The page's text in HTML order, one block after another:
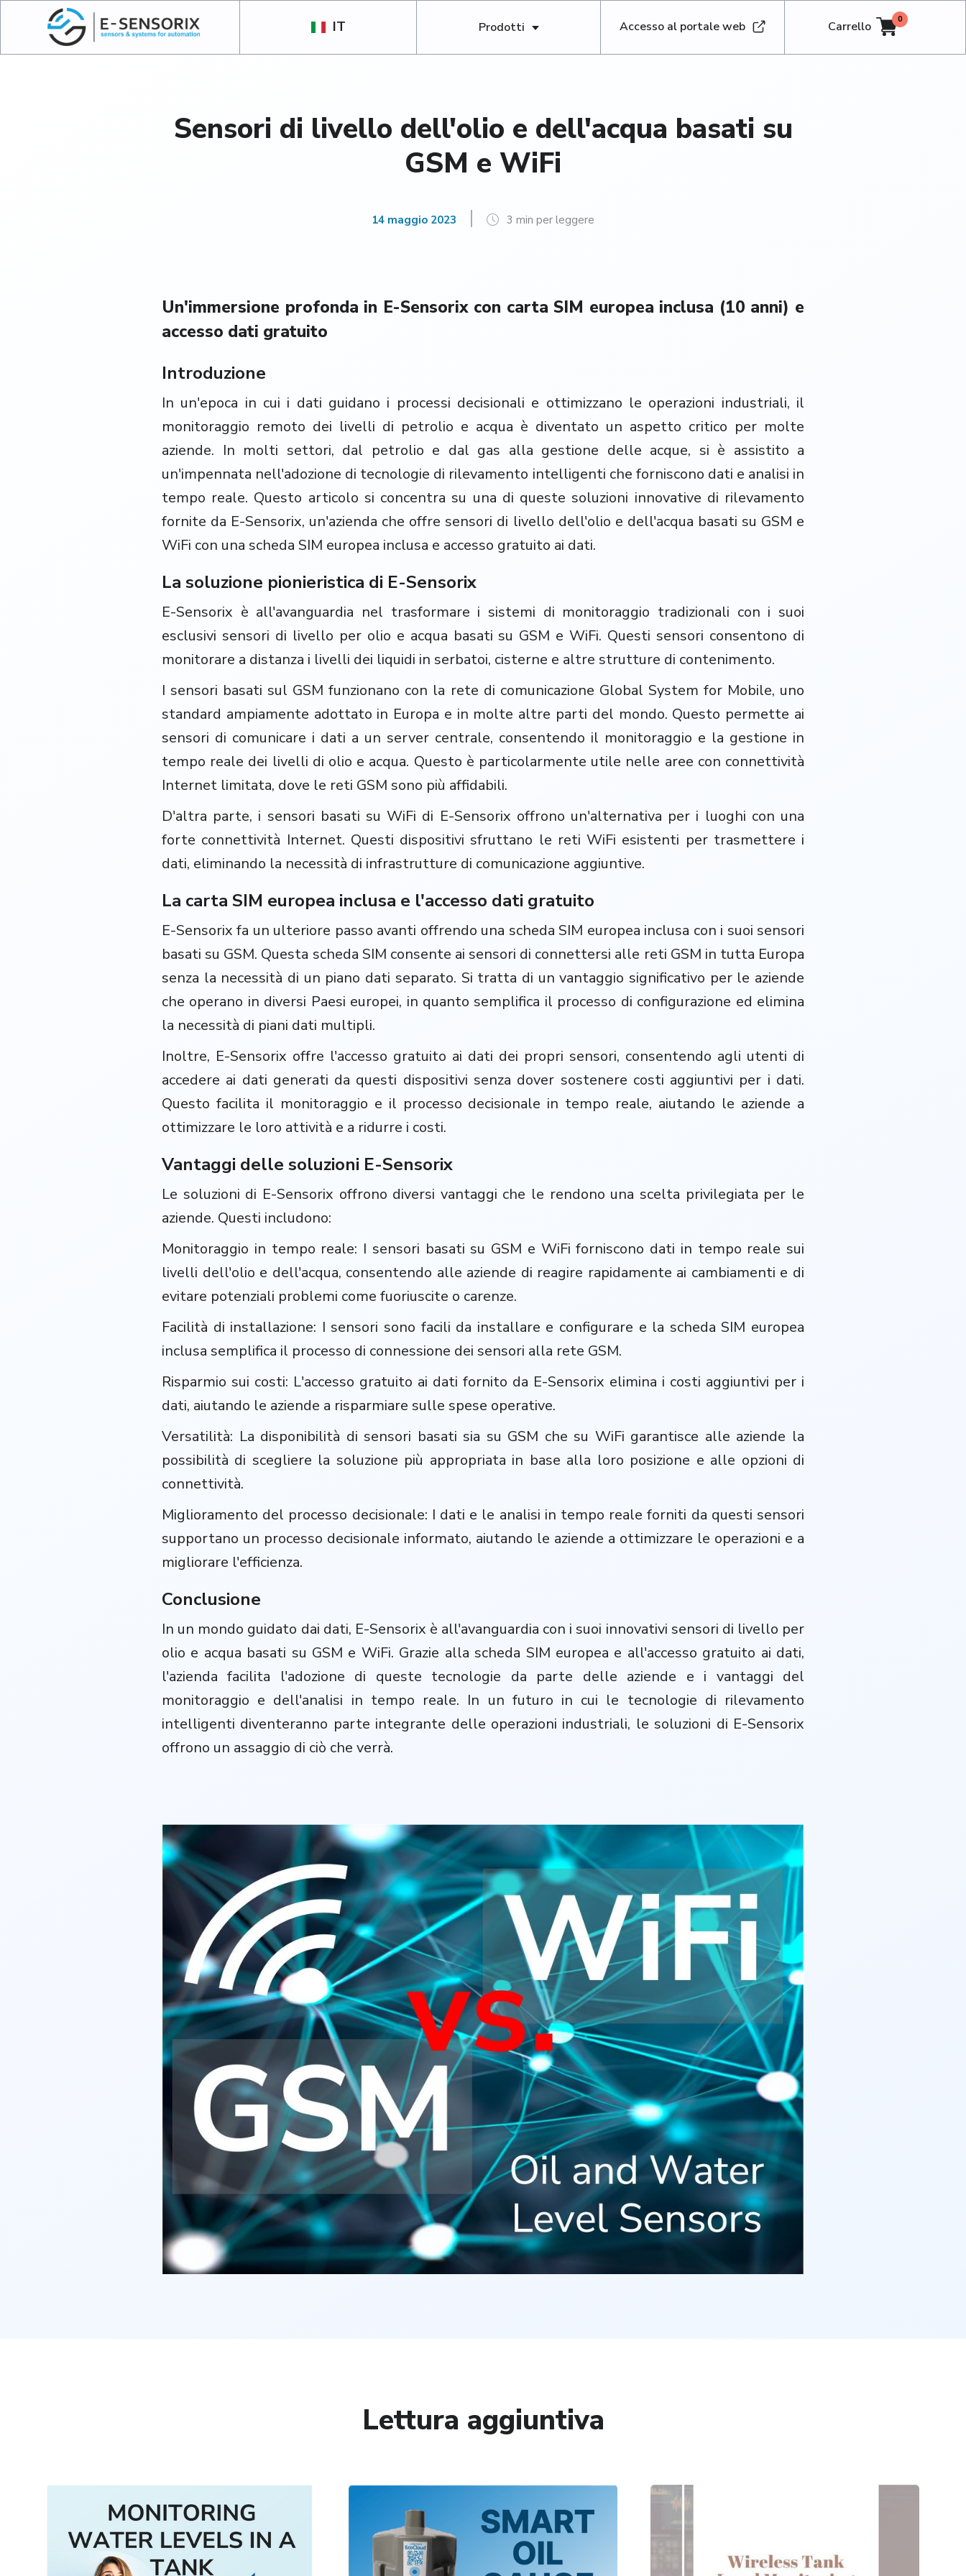
IT Prodotti Accesso al portale web Carrello 0
Sensori di livello dell'olio e dell'acqua basati su
GSM e WiFi
14 maggio 2023 3 min per leggere
Un'immersione profonda in E-Sensorix con carta SIM europea inclusa (10 anni) e
accesso dati gratuito
Introduzione
In un'epoca in cui i dati guidano i processi decisionali e ottimizzano le operazioni industriali, il
monitoraggio remoto dei livelli di petrolio e acqua è diventato un aspetto critico per molte
aziende. In molti settori, dal petrolio e dal gas alla gestione delle acque, si è assistito a
un'impennata nell'adozione di tecnologie di rilevamento intelligenti che forniscono dati e analisi in
tempo reale. Questo articolo si concentra su una di queste soluzioni innovative di rilevamento
fornite da E-Sensorix, un'azienda che offre sensori di livello dell'olio e dell'acqua basati su GSM e
WiFi con una scheda SIM europea inclusa e accesso gratuito ai dati.
La soluzione pionieristica di E-Sensorix
E-Sensorix è all'avanguardia nel trasformare i sistemi di monitoraggio tradizionali con i suoi
esclusivi sensori di livello per olio e acqua basati su GSM e WiFi. Questi sensori consentono di
monitorare a distanza i livelli dei liquidi in serbatoi, cisterne e altre strutture di contenimento.
I sensori basati sul GSM funzionano con la rete di comunicazione Global System for Mobile, uno
standard ampiamente adottato in Europa e in molte altre parti del mondo. Questo permette ai
sensori di comunicare i dati a un server centrale, consentendo il monitoraggio e la gestione in
tempo reale dei livelli di olio e acqua. Questo è particolarmente utile nelle aree con connettività
Internet limitata, dove le reti GSM sono più affidabili.
D'altra parte, i sensori basati su WiFi di E-Sensorix offrono un'alternativa per i luoghi con una
forte connettività Internet. Questi dispositivi sfruttano le reti WiFi esistenti per trasmettere i
dati, eliminando la necessità di infrastrutture di comunicazione aggiuntive.
La carta SIM europea inclusa e l'accesso dati gratuito
E-Sensorix fa un ulteriore passo avanti offrendo una scheda SIM europea inclusa con i suoi sensori
basati su GSM. Questa scheda SIM consente ai sensori di connettersi alle reti GSM in tutta Europa
senza la necessità di un piano dati separato. Si tratta di un vantaggio significativo per le aziende
che operano in diversi Paesi europei, in quanto semplifica il processo di configurazione ed elimina
la necessità di piani dati multipli.
Inoltre, E-Sensorix offre l'accesso gratuito ai dati dei propri sensori, consentendo agli utenti di
accedere ai dati generati da questi dispositivi senza dover sostenere costi aggiuntivi per i dati.
Questo facilita il monitoraggio e il processo decisionale in tempo reale, aiutando le aziende a
ottimizzare le loro attività e a ridurre i costi.
Vantaggi delle soluzioni E-Sensorix
Le soluzioni di E-Sensorix offrono diversi vantaggi che le rendono una scelta privilegiata per le
aziende. Questi includono:
Monitoraggio in tempo reale: I sensori basati su GSM e WiFi forniscono dati in tempo reale sui
livelli dell'olio e dell'acqua, consentendo alle aziende di reagire rapidamente ai cambiamenti e di
evitare potenziali problemi come fuoriuscite o carenze.
Facilità di installazione: I sensori sono facili da installare e configurare e la scheda SIM europea
inclusa semplifica il processo di connessione dei sensori alla rete GSM.
Risparmio sui costi: L'accesso gratuito ai dati fornito da E-Sensorix elimina i costi aggiuntivi per i
dati, aiutando le aziende a risparmiare sulle spese operative.
Versatilità: La disponibilità di sensori basati sia su GSM che su WiFi garantisce alle aziende la
possibilità di scegliere la soluzione più appropriata in base alla loro posizione e alle opzioni di
connettività.
Miglioramento del processo decisionale: I dati e le analisi in tempo reale forniti da questi sensori
supportano un processo decisionale informato, aiutando le aziende a ottimizzare le operazioni e a
migliorare l'efficienza.
Conclusione
In un mondo guidato dai dati, E-Sensorix è all'avanguardia con i suoi innovativi sensori di livello per
olio e acqua basati su GSM e WiFi. Grazie alla scheda SIM europea e all'accesso gratuito ai dati,
l'azienda facilita l'adozione di queste tecnologie da parte delle aziende e i vantaggi del
monitoraggio e dell'analisi in tempo reale. In un futuro in cui le tecnologie di rilevamento
intelligenti diventeranno parte integrante delle operazioni industriali, le soluzioni di E-Sensorix
offrono un assaggio di ciò che verrà.
Lettura aggiuntiva